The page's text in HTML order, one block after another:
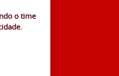
o time